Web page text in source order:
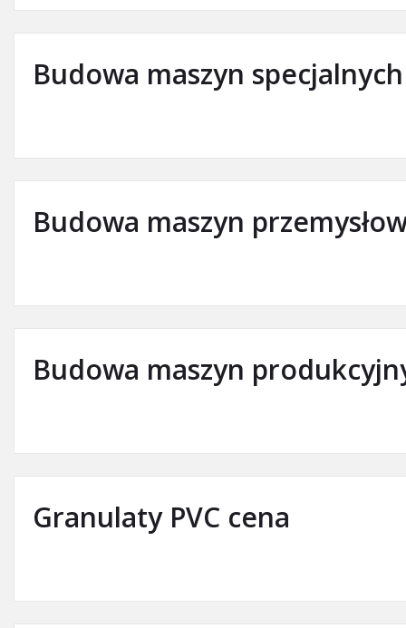
Budowa maszyn specjalnych
Budowa maszyn
Budowa maszyn
Granulaty PVC cena